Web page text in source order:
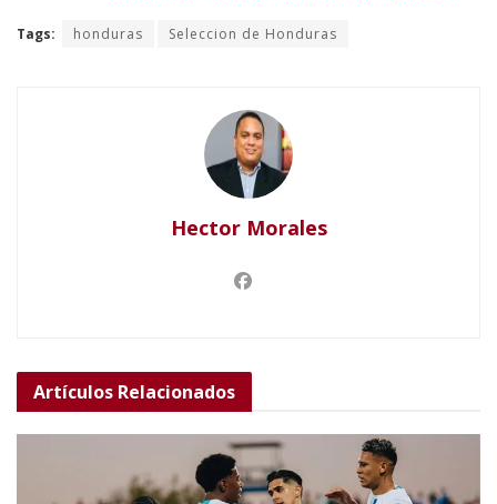
Tags: honduras Seleccion de Honduras
Hector Morales
Artículos Relacionados